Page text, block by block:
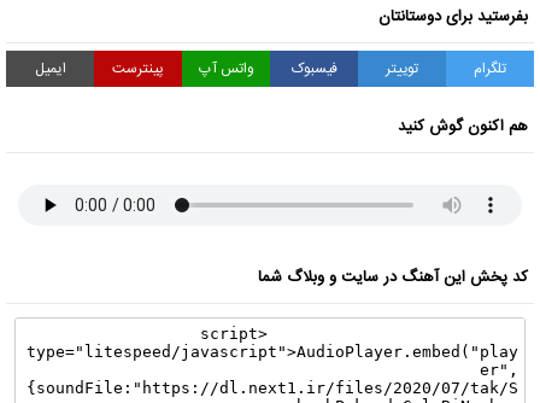
بفرستید برای دوستانتان
تلگرام توییتر فیسبوک واتس آپ پینترست ایمیل
هم اکنون گوش کنید
کد پخش این آهنگ در سایت و وبلاگ شما